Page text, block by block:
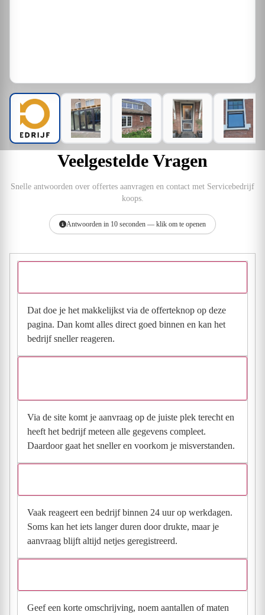
Veelgestelde Vragen
Snelle antwoorden over offertes aanvragen en contact met Servicebedrijf
koops.
Antwoorden in 10 seconden — klik om te openen
Dat doe je het makkelijkst via de offerteknop op deze
pagina. Dan komt alles direct goed binnen en kan het
bedrijf sneller reageren.
Via de site komt je aanvraag op de juiste plek terecht en
heeft het bedrijf meteen alle gegevens compleet.
Daardoor gaat het sneller en voorkom je misverstanden.
Vaak reageert een bedrijf binnen 24 uur op werkdagen.
Soms kan het iets langer duren door drukte, maar je
aanvraag blijft altijd netjes geregistreerd.
Geef een korte omschrijving, noem aantallen of maten